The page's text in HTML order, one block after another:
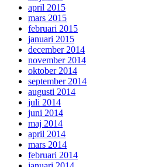
april 2015
mars 2015
februari 2015
januari 2015
december 2014
november 2014
oktober 2014
september 2014
augusti 2014
juli 2014
juni 2014
maj 2014
april 2014
mars 2014
februari 2014